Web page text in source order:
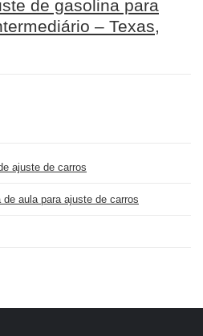
de gasolina para
– Texas,
ajuste de carros
aula para ajuste de carros